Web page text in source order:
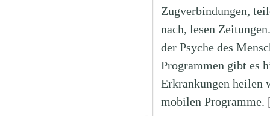
Zugverbindungen,
nach, lesen
der Psyche des
Programmen gibt es
Erkrankungen heilen
mobilen Programme.